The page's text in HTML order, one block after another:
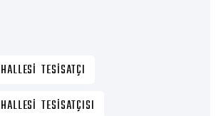
TESISATÇI
TESISATÇISI